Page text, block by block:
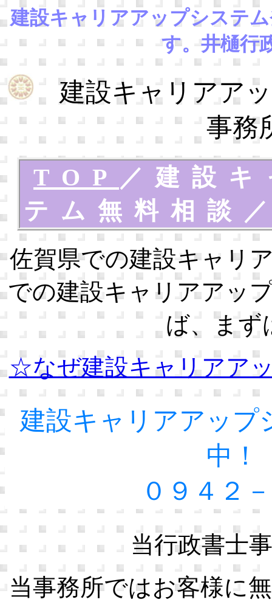
建設キャリアアップシステ
す。井樋行
建設キャリアアッ
事務
TOP ／ 建設
テム無料相談
佐賀県での建設キャリ
での建設キャリアアッ
ば、まず
☆なぜ建設キャリアア
建設キャリアアップ
中！
０９４２
当行政書士
当事務所ではお客様に